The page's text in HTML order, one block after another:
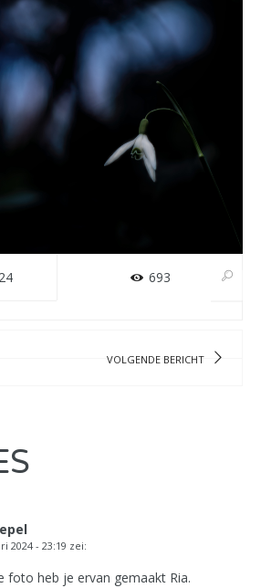
693
VOLGENDE BERICHT
2024 - 23:19 zei:
foto heb je ervan gemaakt Ria.